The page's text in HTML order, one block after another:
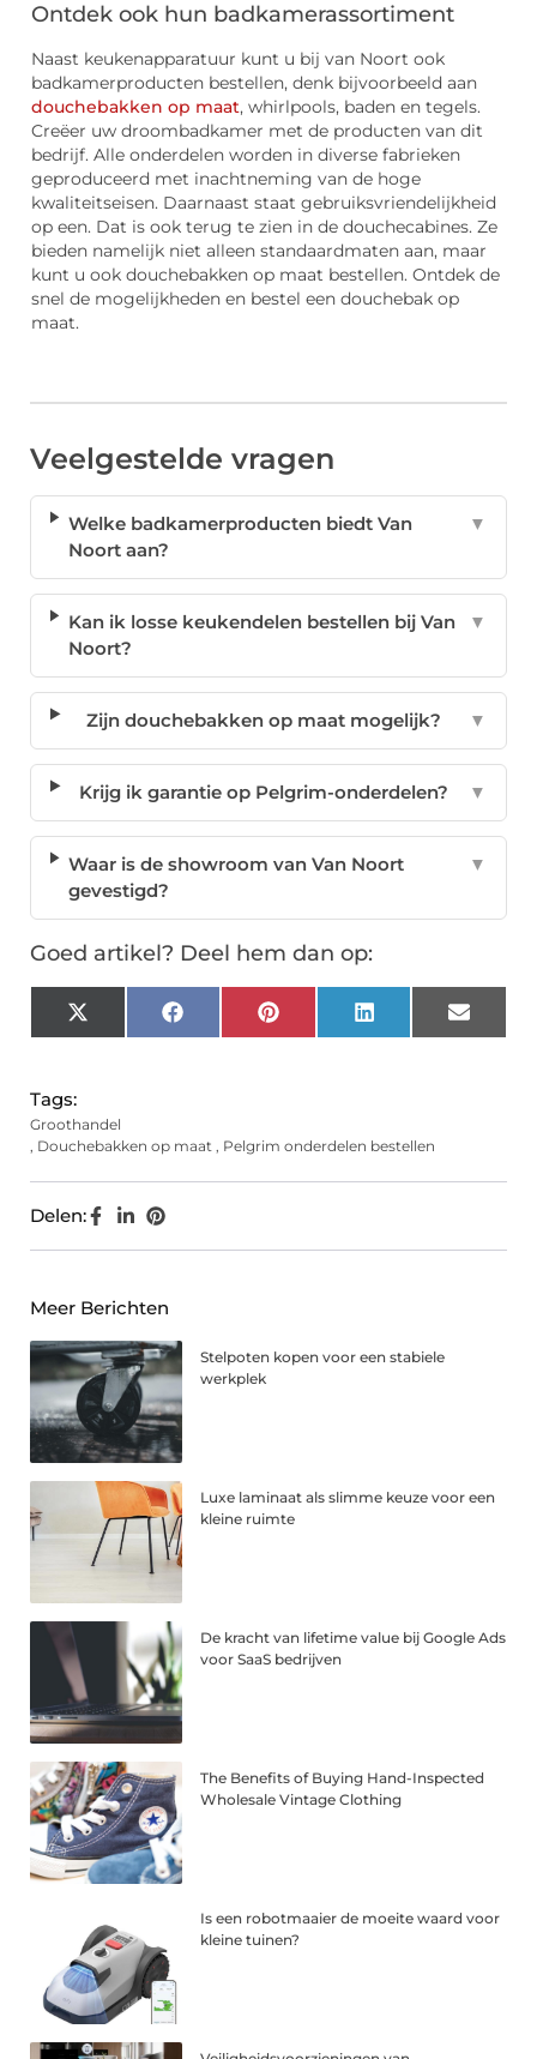
Ontdek ook hun badkamerassortiment
Naast keukenapparatuur kunt u bij van Noort ook
badkamerproducten bestellen, denk bijvoorbeeld aan
douchebakken op maat, whirlpools, baden en tegels.
Creëer uw droombadkamer met de producten van dit
bedrijf. Alle onderdelen worden in diverse fabrieken
geproduceerd met inachtneming van de hoge
kwaliteitseisen. Daarnaast staat gebruiksvriendelijkheid
op een. Dat is ook terug te zien in de douchecabines. Ze
bieden namelijk niet alleen standaardmaten aan, maar
kunt u ook douchebakken op maat bestellen. Ontdek de
snel de mogelijkheden en bestel een douchebak op
maat.
Veelgestelde vragen
Welke badkamerproducten biedt Van
Noort aan?
▼
Kan ik losse keukendelen bestellen bij Van
Noort?
▼
Zijn douchebakken op maat mogelijk? ▼
Krijg ik garantie op Pelgrim-onderdelen? ▼
Waar is de showroom van Van Noort
gevestigd?
▼
Goed artikel? Deel hem dan op:
X
(Twitter)
FacebookPinterest LinkedIn Email
Tags:
Groothandel
, Douchebakken op maat , Pelgrim onderdelen bestellen
Delen:
Meer Berichten
Stelpoten kopen voor een stabiele
werkplek
Luxe laminaat als slimme keuze voor een
kleine ruimte
De kracht van lifetime value bij Google Ads
voor SaaS bedrijven
The Benefits of Buying Hand-Inspected
Wholesale Vintage Clothing
Is een robotmaaier de moeite waard voor
kleine tuinen?